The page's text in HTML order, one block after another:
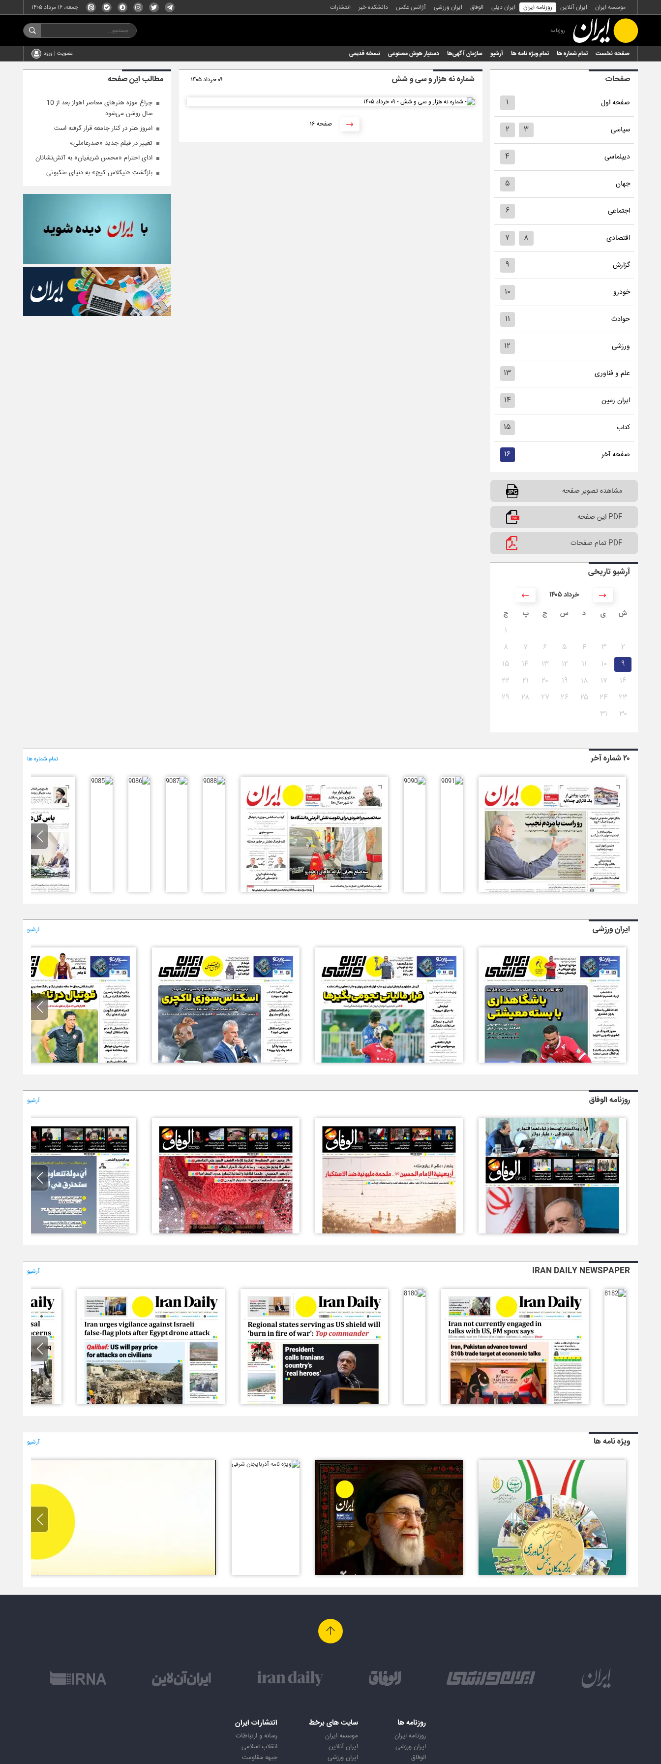
موسسه ایران ایران آنلاین روزنامه ایران ایران دیلی الوفاق ایران ورزشی آژانس عکس دانشکده خبر انتشارات جمعه، ۱۶ مرداد ۱۴۰۵
روزنامه
صفحه نخست تمام شماره ها تمام ویژه نامه ها آرشیو سازمان آگهی‌ها دستیار هوش مصنوعی نسخه قدیمی عضویت | ورود
صفحات
صفحه اول ۱
سیاسی ۲ ۳
دیپلماسی ۴
جهان ۵
اجتماعی ۶
اقتصادی ۷ ۸
گزارش ۹
خودرو ۱۰
حوادث ۱۱
ورزشی ۱۲
علم و فناوری ۱۳
ایران زمین ۱۴
کتاب ۱۵
صفحه آخر ۱۶
مشاهده تصویر صفحه
PDF این صفحه
PDF تمام صفحات
آرشیو تاریخی
۱۴۰۵ خرداد
ش
ی د س چ پ ج
۱
۲
۳ ۴ ۵ ۶ ۷
۸
۹
۱۰ ۱۱ ۱۲ ۱۳ ۱۴
۱۵
۱۶
۱۷ ۱۸ ۱۹ ۲۰ ۲۱
۲۲
۲۳
۲۴ ۲۵ ۲۶ ۲۷ ۲۸
۲۹
۳۰
۳۱
شماره نه هزار و سی و شش ۰۹ خرداد ۱۴۰۵
۱۶
مطالب این صفحه
چراغ موزه هنرهای معاصر اهواز بعد از 10
سال روشن می‌شود
امروز هنر در کنار جامعه قرار گرفته است
تغییر در فیلم جدید «صدرعاملی»
ادای احترام «محسن شریفیان» به آتش‌نشانان
بازگشتِ «نیکلاس کیج» به دنیای عنکبوتی
۲۰ شماره آخر تمام شماره ها
ایران ورزشی آرشیو
روزنامه الوفاق آرشیو
IRAN DAILY NEWSPAPER آرشیو
ویژه نامه ها آرشیو
روزنامه ها
روزنامه ایران
ایران ورزشی
الوفاق
سایت های برخط
موسسه ایران
ایران آنلاین
ایران ورزشی
انتشارات ایران
رسانه و ارتباطات
انقلاب اسلامی
جبهه مقاومت